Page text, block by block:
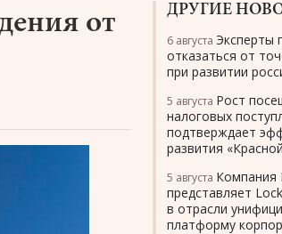
от
ДРУГИЕ
6 августа Эксперты
отказаться от
при развитии
5 августа Рост
налоговых
подтверждает
развития
5 августа Компания
представляет
в отрасли
платформу